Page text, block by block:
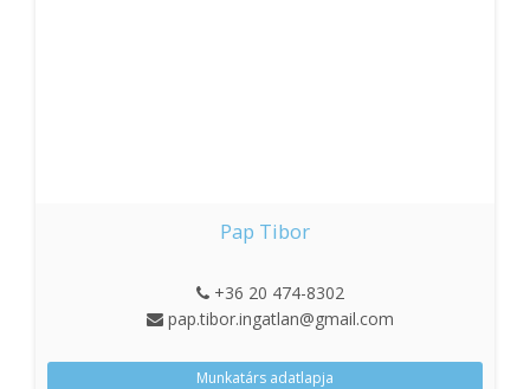
Pap Tibor
+36 20 474-8302
pap.tibor.ingatlan@gmail.com
Munkatárs adatlapja